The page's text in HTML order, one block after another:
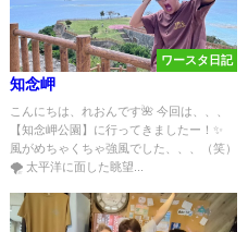
ワースタ日記
知念岬
こんにちは、れおんです🌺 今回は、、、
【知念岬公園】に行ってきましたー！✨
風がめちゃくちゃ強風でした、、、（笑）
🌪️ 太平洋に面した眺望...